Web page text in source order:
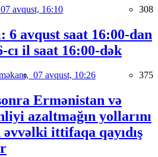
07 avqust, 16:10 308
6 avqust saat 16:00-dan
cı il saat 16:00-dək
07 avqust, 10:26 375
Ermənistan və
azaltmağın yollarını
ittifaqa qayıdış